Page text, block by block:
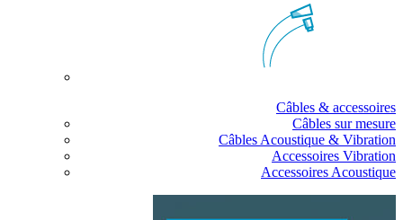
Câbles & accessoires
Câbles sur mesure
Câbles Acoustique & Vibration
Accessoires Vibration
Accessoires Acoustique